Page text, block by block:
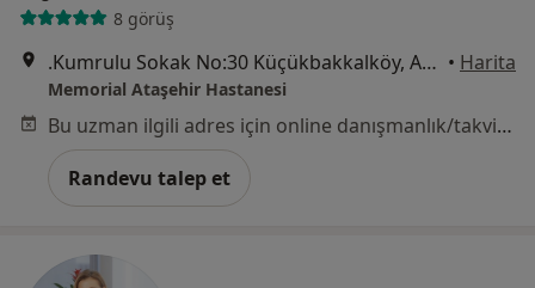
8 görüş
.Kumrulu Sokak No:30 Küçükbakkalköy, Ataşehir • Harita
Memorial Ataşehir Hastanesi
Bu uzman ilgili adres için online danışmanlık/takvim sunmuyor.
Randevu talep et